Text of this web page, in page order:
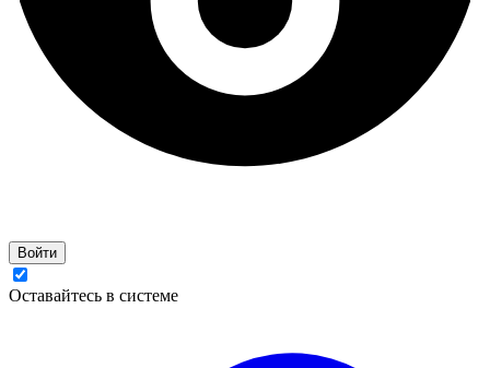
Войти
Оставайтесь в системе